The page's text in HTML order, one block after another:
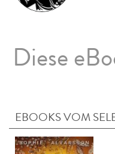
Diese
EBOOKS VOM